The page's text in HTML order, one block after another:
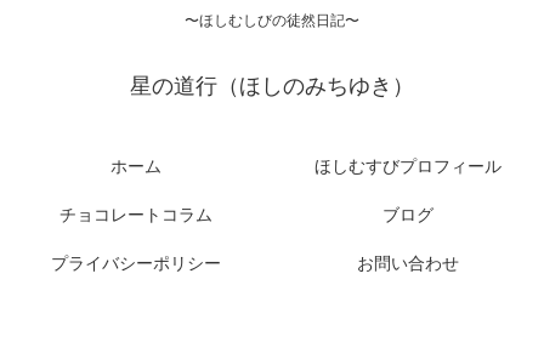
〜ほしむしびの徒然日記〜
星の道行（ほしのみちゆき）
ホーム ほしむすびプロフィール
チョコレートコラム ブログ
プライバシーポリシー お問い合わせ